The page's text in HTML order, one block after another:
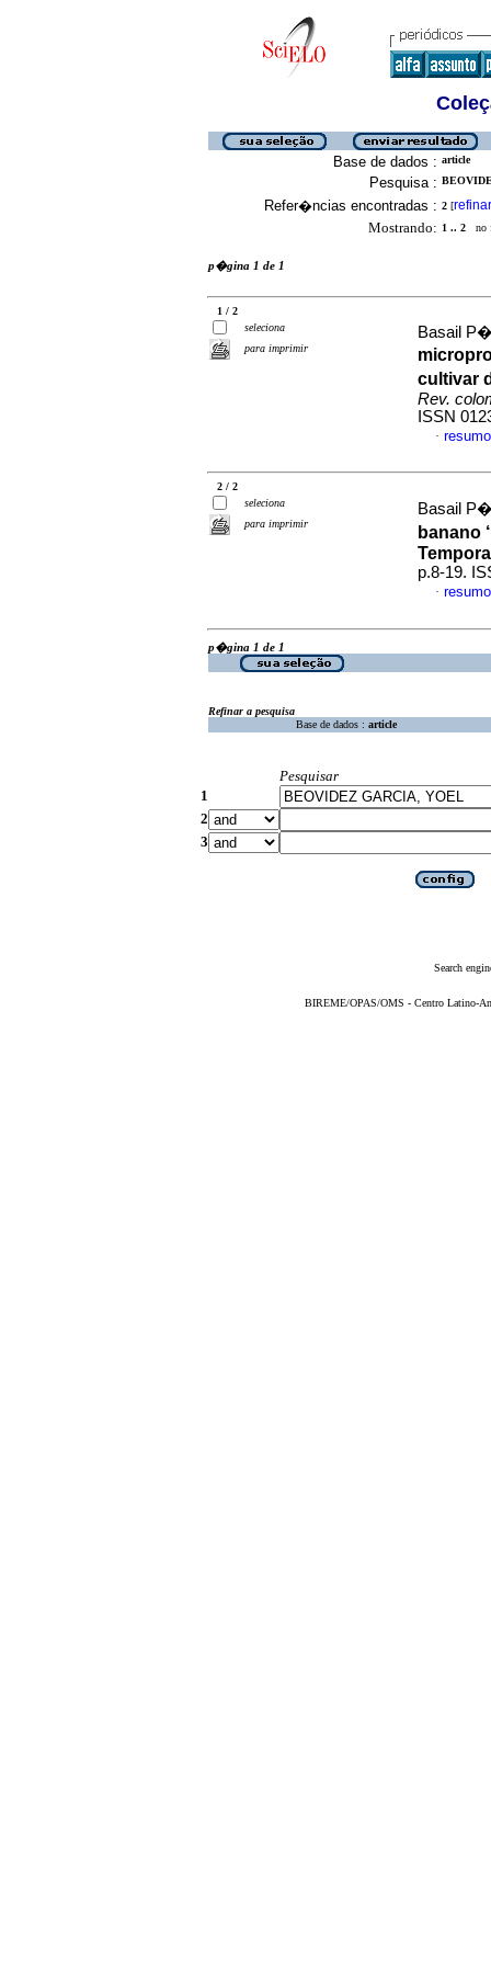
Base de dados : article
Pesquisa :
Refer�ncias encontradas : 2 [refinar
Mostrando: 1 .. 2 no
p�gina 1 de 1
1 / 2
seleciona
para imprimir
Basail
cultivar
Rev.
ISSN
·
2 / 2
seleciona
para imprimir
Basail
banano
p.8-19.
·
p�gina 1 de 1
Refinar a pesquisa
Base de dados : article
Pesquisar
1
2
3
Search
BIREME/OPAS/OMS - Centro Latino-